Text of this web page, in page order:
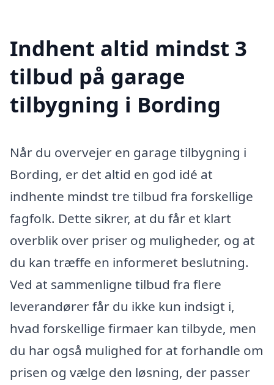
Indhent altid mindst 3
tilbud på garage
tilbygning i Bording
Når du overvejer en garage tilbygning i
Bording, er det altid en god idé at
indhente mindst tre tilbud fra forskellige
fagfolk. Dette sikrer, at du får et klart
overblik over priser og muligheder, og at
du kan træffe en informeret beslutning.
Ved at sammenligne tilbud fra flere
leverandører får du ikke kun indsigt i,
hvad forskellige firmaer kan tilbyde, men
du har også mulighed for at forhandle om
prisen og vælge den løsning, der passer